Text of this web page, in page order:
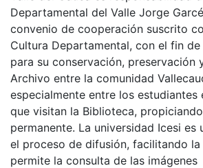
Departamental del Valle Jorge
convenio de cooperación suscrito
Cultura Departamental, con el fin
para su conservación, preservación
Archivo entre la comunidad
especialmente entre los estudiantes
que visitan la Biblioteca,
permanente. La universidad Icesi es
el proceso de difusión, facilitando
permite la consulta de las imágenes